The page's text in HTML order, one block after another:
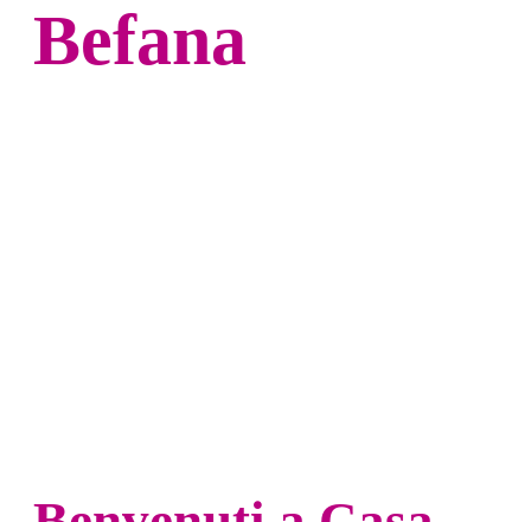
Befana